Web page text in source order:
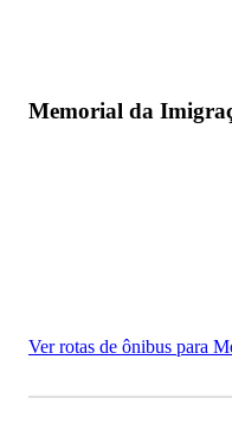
Memorial da
Ver rotas de ônibus para